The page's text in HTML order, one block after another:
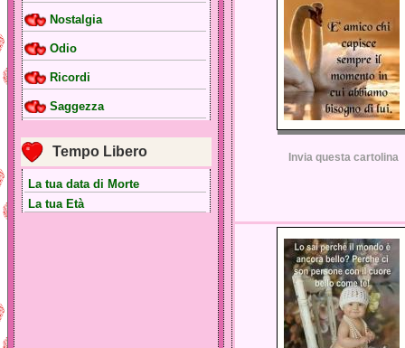
Nostalgia
Odio
Ricordi
Saggezza
Tempo Libero
La tua data di Morte
La tua Età
Invia questa cartolina